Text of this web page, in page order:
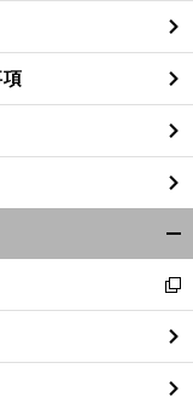
閉
る
新
し
い
ウ
ィ